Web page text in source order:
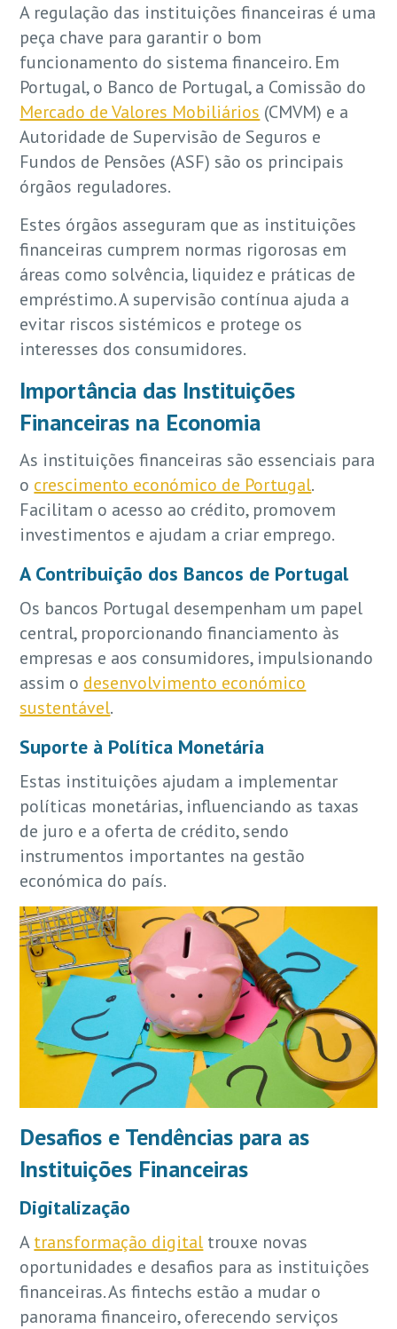
A regulação das instituições financeiras é uma
peça chave para garantir o bom
funcionamento do sistema financeiro. Em
Portugal, o Banco de Portugal, a Comissão do
Mercado de Valores Mobiliários (CMVM) e a
Autoridade de Supervisão de Seguros e
Fundos de Pensões (ASF) são os principais
órgãos reguladores.
Estes órgãos asseguram que as instituições
financeiras cumprem normas rigorosas em
áreas como solvência, liquidez e práticas de
empréstimo. A supervisão contínua ajuda a
evitar riscos sistémicos e protege os
interesses dos consumidores.
Importância das Instituições
Financeiras na Economia
As instituições financeiras são essenciais para
o crescimento económico de Portugal.
Facilitam o acesso ao crédito, promovem
investimentos e ajudam a criar emprego.
A Contribuição dos Bancos de Portugal
Os bancos Portugal desempenham um papel
central, proporcionando financiamento às
empresas e aos consumidores, impulsionando
assim o desenvolvimento económico
sustentável.
Suporte à Política Monetária
Estas instituições ajudam a implementar
políticas monetárias, influenciando as taxas
de juro e a oferta de crédito, sendo
instrumentos importantes na gestão
económica do país.
Desafios e Tendências para as
Instituições Financeiras
Digitalização
Atransformação digital trouxe novas
oportunidades e desafios para as instituições
financeiras. As fintechs estão a mudar o
panorama financeiro, oferecendo serviços